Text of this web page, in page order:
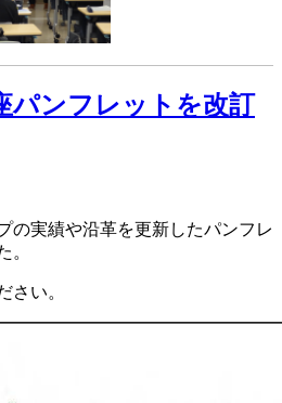
パンフレットを改訂
の実績や沿革を更新したパンフレ
。
さい。